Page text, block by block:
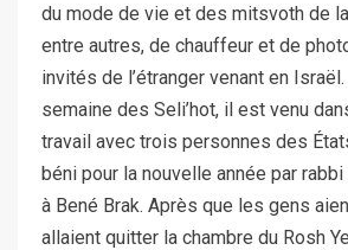
du mode de vie et des mitsvoth de
entre autres, de chauffeur et de
invités de l’étranger venant en
semaine des Seli’hot, il est venu
travail avec trois personnes des
béni pour la nouvelle année par rabbi
à Bené Brak. Après que les gens
allaient quitter la chambre du Rosh